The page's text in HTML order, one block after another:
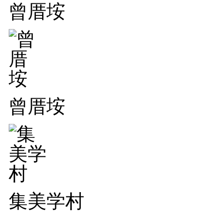
曾厝垵
曾厝垵
集美学村